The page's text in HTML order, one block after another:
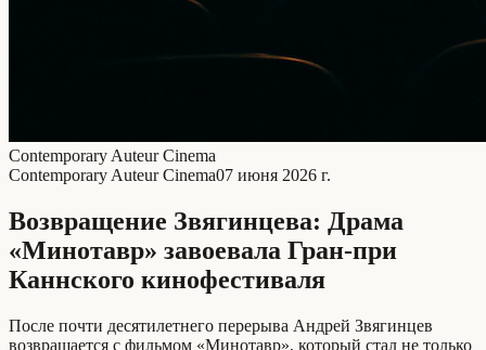
Contemporary Auteur Cinema
Contemporary Auteur Cinema07 июня 2026 г.
Возвращение Звягинцева: Драма
«Минотавр» завоевала Гран-при
Каннского кинофестиваля
После почти десятилетнего перерыва Андрей Звягинцев
возвращается с фильмом «Минотавр», который стал не только